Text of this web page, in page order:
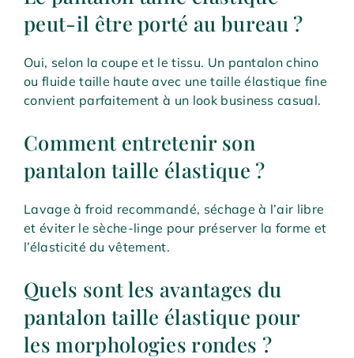
peut-il être porté au bureau ?
Oui, selon la coupe et le tissu. Un pantalon chino
ou fluide taille haute avec une taille élastique fine
convient parfaitement à un look business casual.
Comment entretenir son
pantalon taille élastique ?
Lavage à froid recommandé, séchage à l’air libre
et éviter le sèche-linge pour préserver la forme et
l’élasticité du vêtement.
Quels sont les avantages du
pantalon taille élastique pour
les morphologies rondes ?